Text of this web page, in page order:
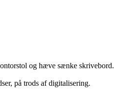
og hæve sænke skrivebord.
på trods af digitalisering.